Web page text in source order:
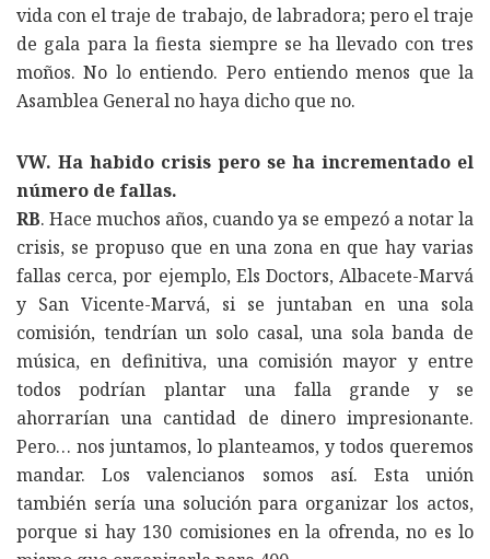
vida con el traje de trabajo, de labradora; pero el traje
de gala para la fiesta siempre se ha llevado con tres
moños. No lo entiendo. Pero entiendo menos que la
Asamblea General no haya dicho que no.
VW. Ha habido crisis pero se ha incrementado el
número de fallas.
RB. Hace muchos años, cuando ya se empezó a notar la
crisis, se propuso que en una zona en que hay varias
fallas cerca, por ejemplo, Els Doctors, Albacete-Marvá
y San Vicente-Marvá, si se juntaban en una sola
comisión, tendrían un solo casal, una sola banda de
música, en definitiva, una comisión mayor y entre
todos podrían plantar una falla grande y se
ahorrarían una cantidad de dinero impresionante.
Pero… nos juntamos, lo planteamos, y todos queremos
mandar. Los valencianos somos así. Esta unión
también sería una solución para organizar los actos,
porque si hay 130 comisiones en la ofrenda, no es lo